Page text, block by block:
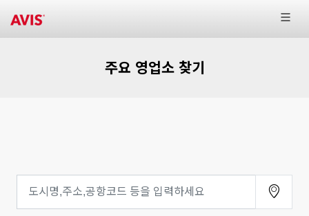
주요 영업소 찾기